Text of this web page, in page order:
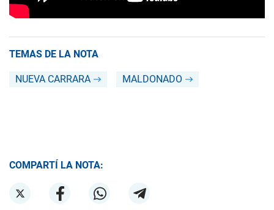
TEMAS DE LA NOTA
NUEVA CARRARA MALDONADO
COMPARTÍ LA NOTA: